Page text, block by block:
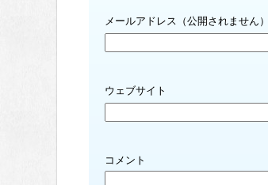
メールアドレス（公開されません）
ウェブサイト
コメント